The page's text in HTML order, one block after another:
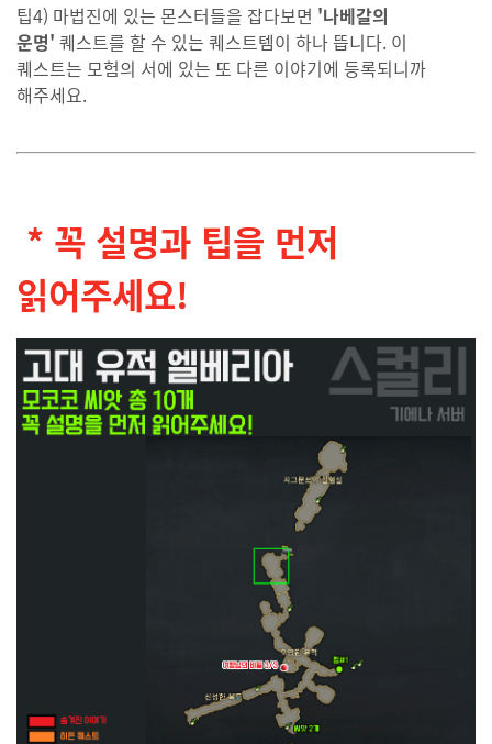
팁4) 마법진에 있는 몬스터들을 잡다보면 '나베갈의
운명' 퀘스트를 할 수 있는 퀘스트템이 하나 뜹니다. 이
퀘스트는 모험의 서에 있는 또 다른 이야기에 등록되니까
해주세요.
* 꼭 설명과 팁을 먼저
읽어주세요!